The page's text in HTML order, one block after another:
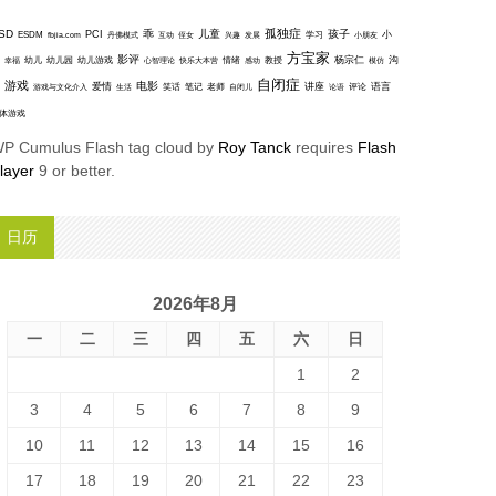
ESDM fbjia.com PCI 丹佛模式 乖 互动 侄女 儿童 兴趣 发展 孤独症 学习 孩子 小朋友 小
幸福 幼儿 幼儿园 幼儿游戏 影评 心智理论 快乐大本营 情绪 感动 教授 方宝家 杨宗仁 模仿 沟
游戏 游戏与文化介入 爱情 生活 电影 笑话 笔记 老师 自闭儿 自闭症 讲座 论语 评论 语言
游戏
Cumulus Flash tag cloud by Roy Tanck requires Flash
9 or better.
日历
2026年8月
一 二 三 四 五 六
日
1
2
3
4 5 6 7 8
9
10
11 12 13 14 15
16
17
18 19 20 21 22
23